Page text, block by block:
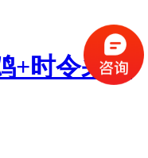
+时令采摘